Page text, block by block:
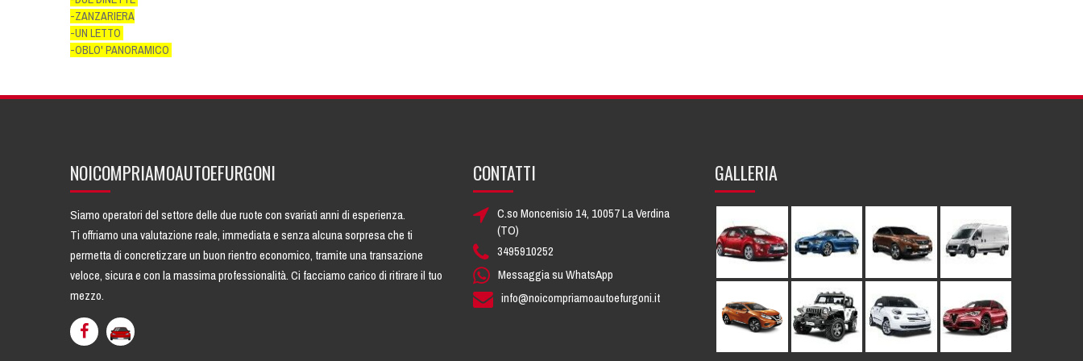
-ZANZARIERA
-UN LETTO
-OBLO' PANORAMICO
NOICOMPRIAMOAUTOEFURGONI
Siamo operatori del settore delle due ruote con svariati anni di esperienza.
Ti offriamo unavalutazione reale, immediata e senza alcuna sorpresa che ti
permetta di concretizzare un buon rientro economico, tramite una transazione
veloce, sicura e con la massima professionalità. Ci facciamo carico di ritirare il tuo
mezzo.
CONTATTI
C.so Moncenisio 14, 10057 La Verdina
(TO)
3495910252
Messaggia su WhatsApp
info@noicompriamoautoefurgoni.it
GALLERIA